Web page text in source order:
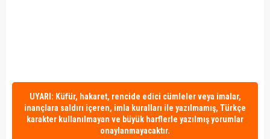
UYARI: Küfür, hakaret, rencide edici cümleler veya imalar,
inançlara saldırı içeren, imla kuralları ile yazılmamış, Türkçe
karakter kullanılmayan ve büyük harflerle yazılmış yorumlar
onaylanmayacaktır.